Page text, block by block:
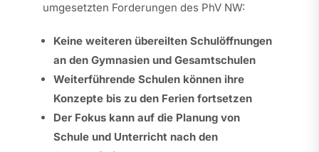
umgesetzten Forderungen des PhV NW:
Keine weiteren übereilten Schulöffnungen
an den Gymnasien und Gesamtschulen
Weiterführende Schulen können ihre
Konzepte bis zu den Ferien fortsetzen
Der Fokus kann auf die Planung von
Schule und Unterricht nach den